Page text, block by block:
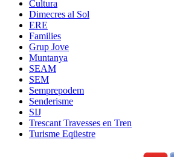
Cultura
Dimecres al Sol
ERE
Families
Grup Jove
Muntanya
SEAM
SEM
Semprepodem
Senderisme
SIJ
Trescant Travesses en Tren
Turisme Eqüestre